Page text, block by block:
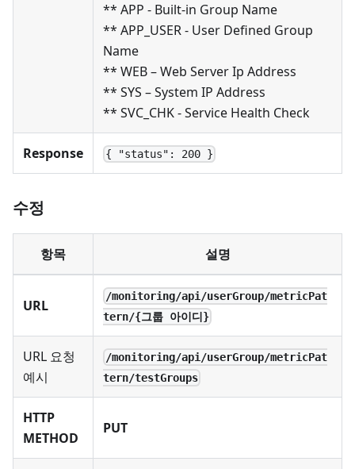
** APP - Built-in Group Name
** APP_USER - User Defined Group
Name
** WEB – Web Server Ip Address
** SYS – System IP Address
** SVC_CHK - Service Health Check
Response { "status": 200 }
수정
항목 설명
URL
/monitoring/api/userGroup/metricPat
tern/{그룹 아이디}
URL 요청
예시
/monitoring/api/userGroup/metricPat
tern/testGroups
HTTP
METHOD
PUT